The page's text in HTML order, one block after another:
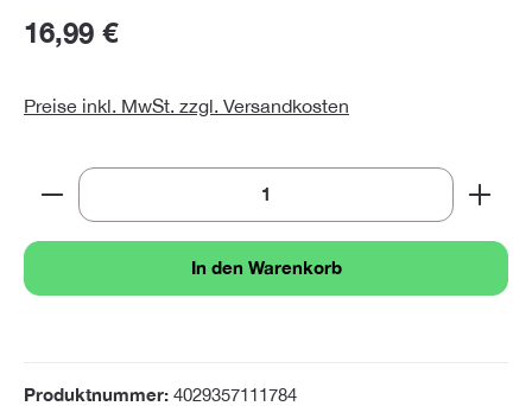
16,99 €
Preise inkl. MwSt. zzgl. Versandkosten
Produkt Anzahl: Gib den gewünschten Wert ein
In den Warenkorb
Produktnummer: 4029357111784